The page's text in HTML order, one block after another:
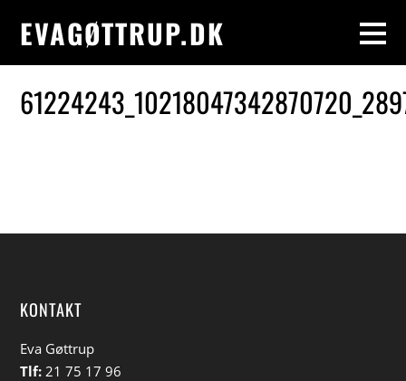
EVAGØTTRUP.DK
KONTAKT
Eva Gøttrup
Tlf: 21 75 17 96